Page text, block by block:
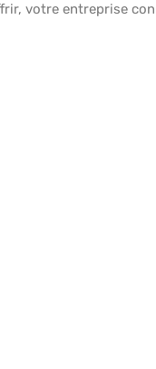
votre entreprise